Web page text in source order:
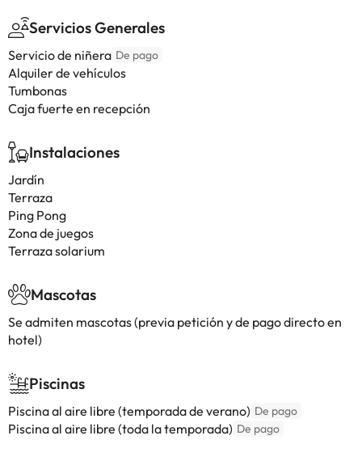
Servicios Generales
Servicio de niñera De pago
Alquiler de vehículos
Tumbonas
Caja fuerte en recepción
Instalaciones
Jardín
Terraza
Ping Pong
Zona de juegos
Terraza solarium
Mascotas
Se admiten mascotas (previa petición y de pago directo en
hotel)
Piscinas
Piscina al aire libre (temporada de verano) De pago
Piscina al aire libre (toda la temporada) De pago